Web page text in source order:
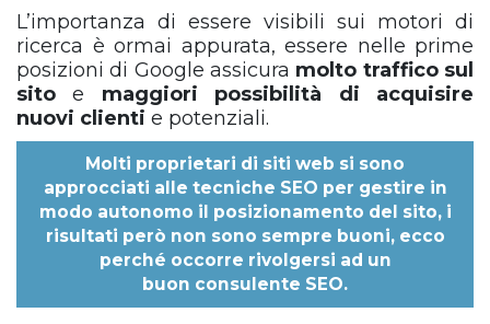
L’importanza di essere visibili sui motori di
ricerca è ormai appurata, essere nelle prime
posizioni di Google assicura molto traffico sul
sito e maggiori possibilità di acquisire
nuovi clienti e potenziali.
Molti proprietari di siti web si sono
approcciati alle tecniche SEO per gestire in
modo autonomo il posizionamento del sito, i
risultati però non sono sempre buoni, ecco
perché occorre rivolgersi ad un
buon consulente SEO.